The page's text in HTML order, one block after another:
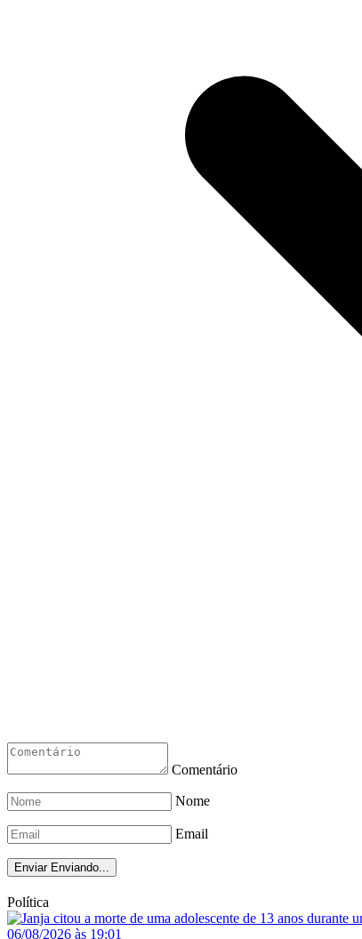
Comentário
Nome
Email
Enviar Enviando...
Política
06/08/2026 às 19:01